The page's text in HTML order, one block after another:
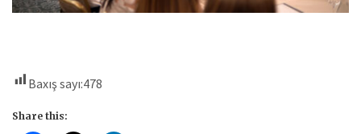
Baxış sayı:478
Share this: